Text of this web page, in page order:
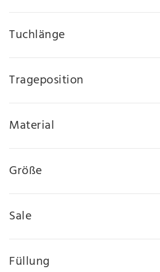
Tuchlänge
Trageposition
Material
Größe
Sale
Füllung